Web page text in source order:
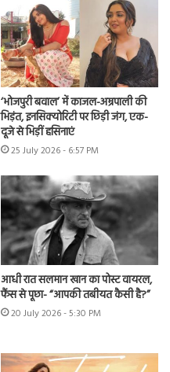
‘भोजपुरी बवाल’ में काजल-अम्रपाली की
भिड़ंत, इनसिक्योरिटी पर छिड़ी जंग, एक-
दूजे से भिड़ीं हसिनाएं
25 July 2026 - 6:57 PM
आधी रात सलमान खान का पोस्ट वायरल,
फैंस से पूछा- “आपकी तबीयत कैसी है?”
20 July 2026 - 5:30 PM